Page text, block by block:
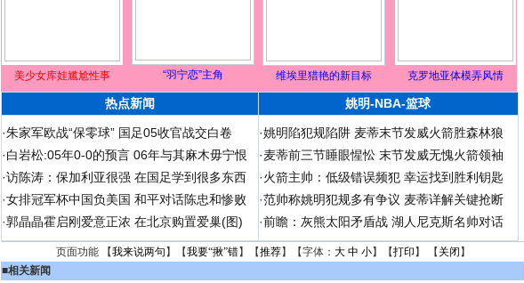
美少女库娃尴尬性事 “羽宁恋”主角 维埃里猎艳的新目标 克罗地亚体模弄风情
热点新闻 姚明-NBA-篮球
·朱家军欧战“保零球” 国足05收官战交白卷
·白岩松:05年0-0的预言 06年与其麻木毋宁恨
·访陈涛：保加利亚很强 在国足学到很多东西
·女排冠军杯中国负美国 和平对话陈忠和惨败
·郭晶晶霍启刚爱意正浓 在北京购置爱巢(图)
·姚明陷犯规陷阱 麦蒂末节发威火箭胜森林狼
·麦蒂前三节睡眼惺忪 末节发威无愧火箭领袖
·火箭主帅：低级错误频犯 幸运找到胜利钥匙
·范帅称姚明犯规多有争议 麦蒂详解关键抢断
·前瞻：灰熊太阳矛盾战 湖人尼克斯名帅对话
页面功能 【我来说两句 】【我要“揪”错】【推荐】【字体： 大 中 小】【打印 】 【 关闭 】
■相关新闻